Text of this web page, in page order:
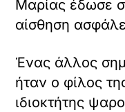
Μαρίας έδωσε
αίσθηση
Ένας άλλος
ήταν ο φίλος
ιδιοκτήτης